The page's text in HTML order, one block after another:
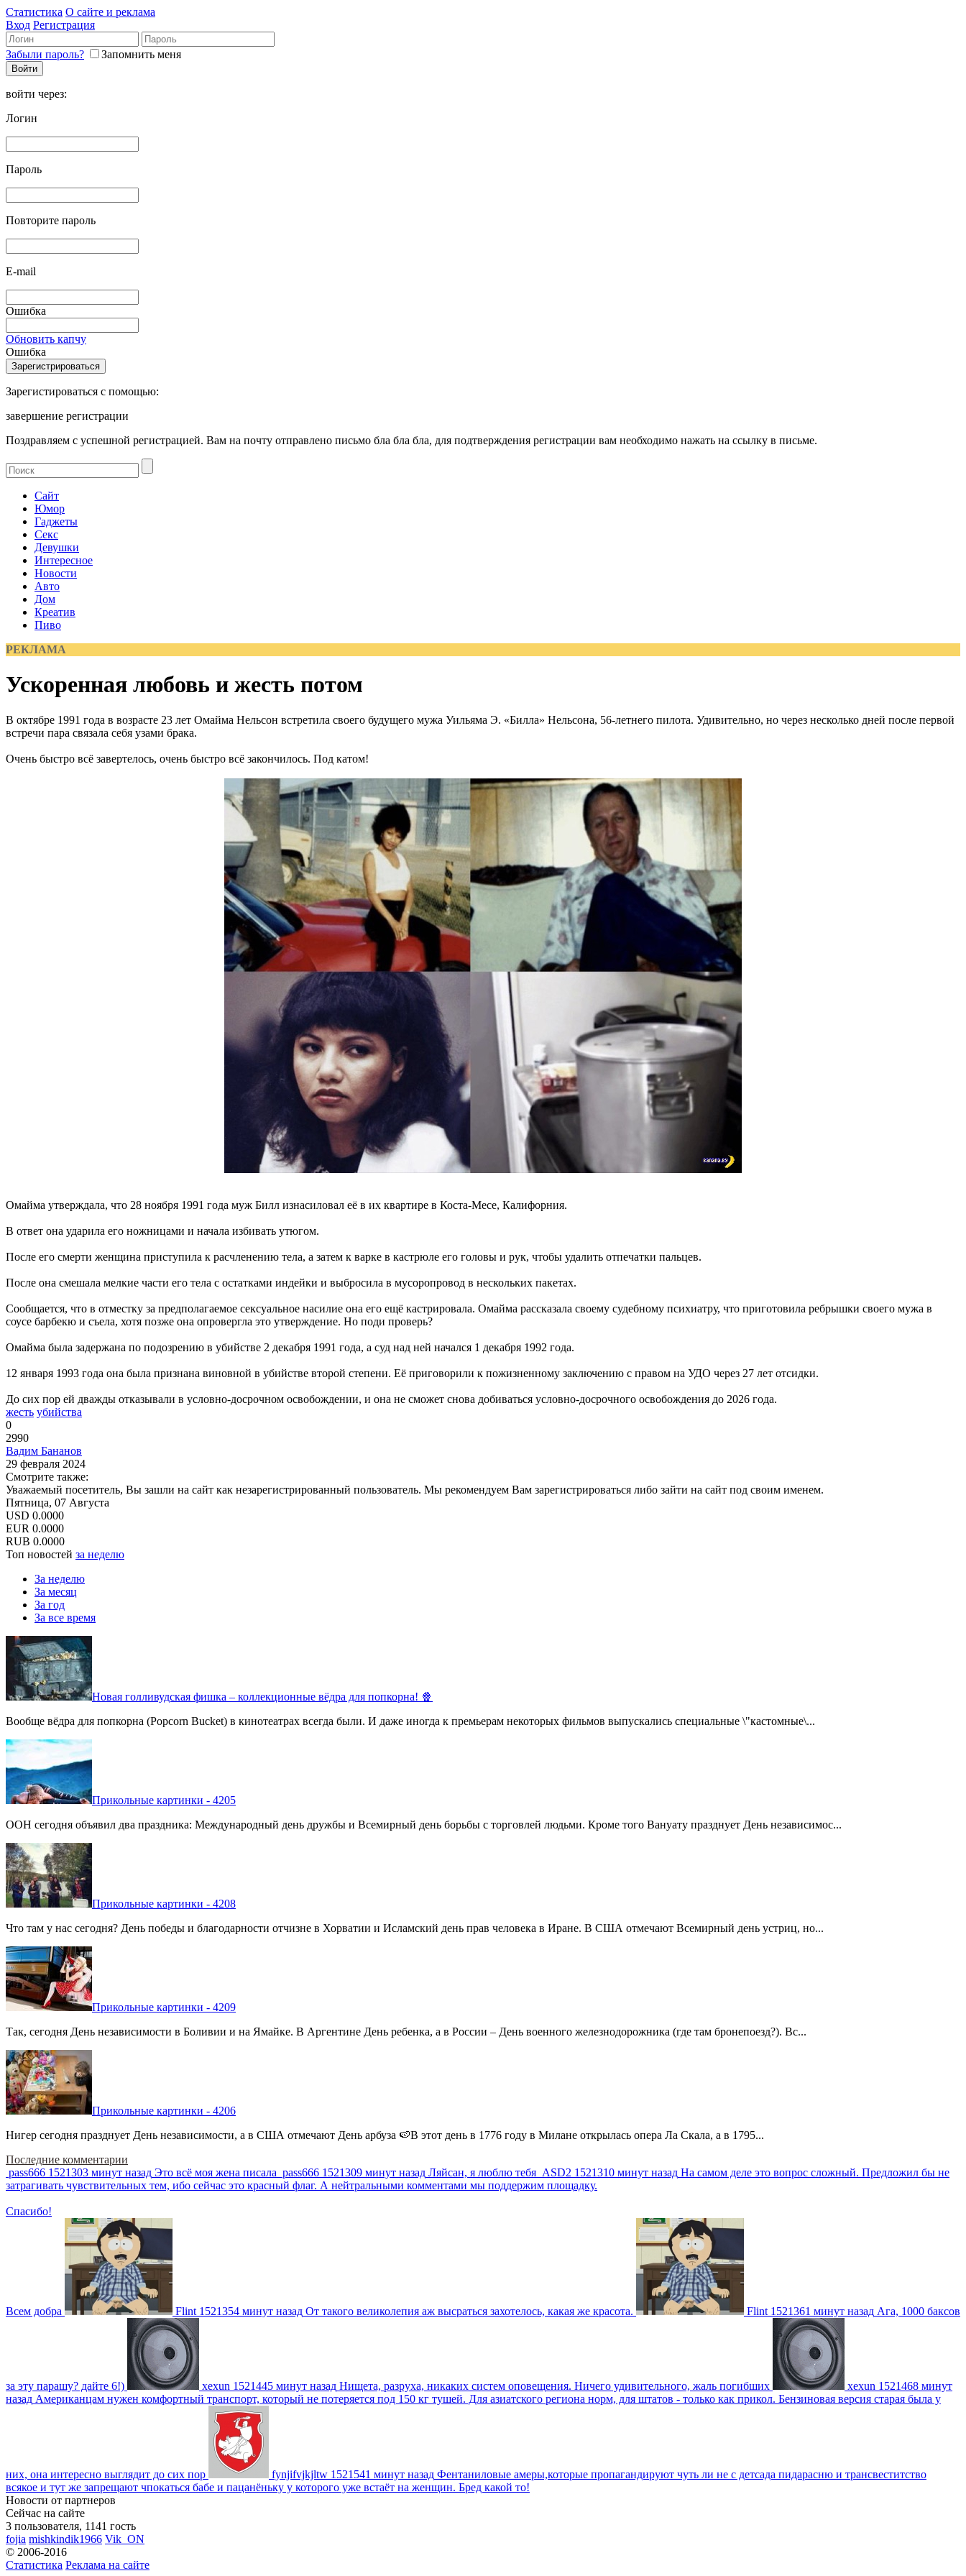
Статистика О сайте и реклама
Вход Регистрация
Забыли пароль? Запомнить меня
войти через:
Логин
Пароль
Повторите пароль
E-mail
Ошибка
Обновить капчу
Ошибка
Зарегистироваться с помощью:
завершение регистрации
Поздравляем с успешной регистрацией. Вам на почту отправлено письмо бла бла бла, для подтверждения регистрации вам необходимо нажать на ссылку в письме.
Сайт
Юмор
Гаджеты
Секс
Девушки
Интересное
Новости
Авто
Дом
Креатив
Пиво
РЕКЛАМА
Ускоренная любовь и жесть потом
В октябре 1991 года в возрасте 23 лет Омайма Нельсон встретила своего будущего мужа Уильяма Э. «Билла» Нельсона, 56-летнего пилота. Удивительно, но через несколько дней после первой
встречи пара связала себя узами брака.
Очень быстро всё завертелось, очень быстро всё закончилось. Под катом!
Омайма утверждала, что 28 ноября 1991 года муж Билл изнасиловал её в их квартире в Коста-Месе, Калифорния.
В ответ она ударила его ножницами и начала избивать утюгом.
После его смерти женщина приступила к расчленению тела, а затем к варке в кастрюле его головы и рук, чтобы удалить отпечатки пальцев.
После она смешала мелкие части его тела с остатками индейки и выбросила в мусоропровод в нескольких пакетах.
Сообщается, что в отместку за предполагаемое сексуальное насилие она его ещё кастрировала. Омайма рассказала своему судебному психиатру, что приготовила ребрышки своего мужа в
соусе барбекю и съела, хотя позже она опровергла это утверждение. Но поди проверь?
Омайма была задержана по подозрению в убийстве 2 декабря 1991 года, а суд над ней начался 1 декабря 1992 года.
12 января 1993 года она была признана виновной в убийстве второй степени. Её приговорили к пожизненному заключению с правом на УДО через 27 лет отсидки.
До сих пор ей дважды отказывали в условно-досрочном освобождении, и она не сможет снова добиваться условно-досрочного освобождения до 2026 года.
жесть убийства
0
2990
Вадим Бананов
29 февраля 2024
Смотрите также:
Уважаемый посетитель, Вы зашли на сайт как незарегистрированный пользователь. Мы рекомендуем Вам зарегистрироваться либо зайти на сайт под своим именем.
Пятница, 07 Августа
USD 0.0000
EUR 0.0000
RUB 0.0000
Топ новостей за неделю
За неделю
За месяц
За год
За все время
Новая голливудская фишка – коллекционные вёдра для попкорна! 🍿
Вообще вёдра для попкорна (Popcorn Bucket) в кинотеатрах всегда были. И даже иногда к премьерам некоторых фильмов выпускались специальные \"кастомные\...
Прикольные картинки - 4205
ООН сегодня объявил два праздника: Международный день дружбы и Всемирный день борьбы с торговлей людьми. Кроме того Вануату празднует День независимос...
Прикольные картинки - 4208
Что там у нас сегодня? День победы и благодарности отчизне в Хорватии и Исламский день прав человека в Иране. В США отмечают Всемирный день устриц, но...
Прикольные картинки - 4209
Так, сегодня День независимости в Боливии и на Ямайке. В Аргентине День ребенка, а в России – День военного железнодорожника (где там бронепоезд?). Вс...
Прикольные картинки - 4206
Нигер сегодня празднует День независимости, а в США отмечают День арбуза 🍉В этот день в 1776 году в Милане открылась опера Ла Скала, а в 1795...
Последние комментарии
pass666 1521303 минут назад Это всё моя жена писала pass666 1521309 минут назад Ляйсан, я люблю тебя ASD2 1521310 минут назад На самом деле это вопрос сложный. Предложил бы не
затрагивать чувствительных тем, ибо сейчас это красный флаг. А нейтральными комментами мы поддержим площадку.
Спасибо!
Всем добра Flint 1521354 минут назад От такого великолепия аж высраться захотелось, какая же красота. Flint 1521361 минут назад Ага, 1000 баксов
за эту парашу? дайте 6!) xexun 1521445 минут назад Нищета, разруха, никаких систем оповещения. Ничего удивительного, жаль погибших xexun 1521468 минут
назад Американцам нужен комфортный транспорт, который не потеряется под 150 кг тушей. Для азиатского региона норм, для штатов - только как прикол. Бензиновая версия старая была у
них, она интересно выглядит до сих пор fynjifvjkjltw 1521541 минут назад Фентаниловые амеры,которые пропагандируют чуть ли не с детсада пидарасню и трансвеститство
всякое и тут же запрещают чпокаться бабе и пацанёньку у которого уже встаёт на женщин. Бред какой то!
Новости от партнеров
Сейчас на сайте
3 пользователя, 1141 гость
fojia mishkindik1966 Vik_ON
© 2006-2016
Статистика Реклама на сайте